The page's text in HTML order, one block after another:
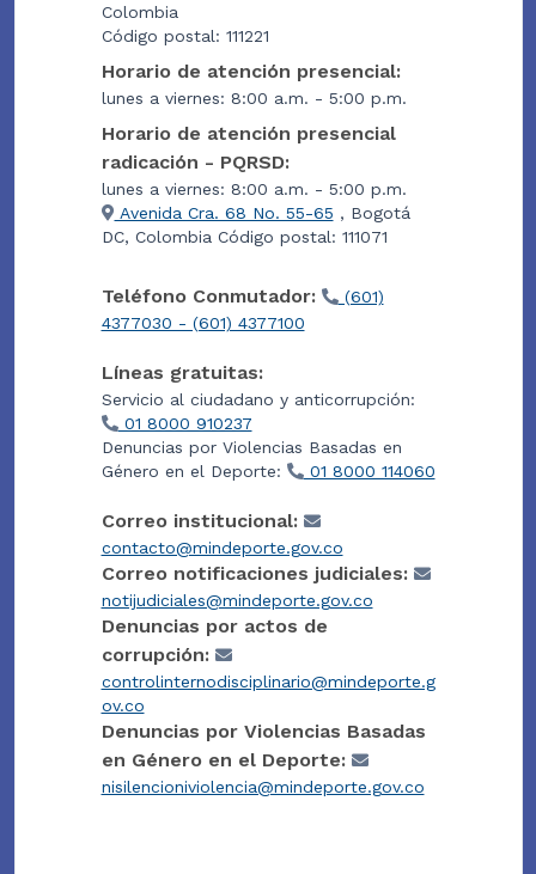
Colombia
Código postal: 111221
Horario de atención presencial:
lunes a viernes: 8:00 a.m. - 5:00 p.m.
Horario de atención presencial
radicación - PQRSD:
lunes a viernes: 8:00 a.m. - 5:00 p.m.
Avenida Cra. 68 No. 55-65 , Bogotá
DC, Colombia Código postal: 111071
Teléfono Conmutador:
(601)
4377030 - (601) 4377100
Líneas gratuitas:
Servicio al ciudadano y anticorrupción:
01 8000 910237
Denuncias por Violencias Basadas en
Género en el Deporte:
01 8000 114060
Correo institucional:
contacto@mindeporte.gov.co
Correo notificaciones judiciales:
notijudiciales@mindeporte.gov.co
Denuncias por actos de
corrupción:
controlinternodisciplinario@mindeporte.g
ov.co
Denuncias por Violencias Basadas
en Género en el Deporte:
nisilencioniviolencia@mindeporte.gov.co